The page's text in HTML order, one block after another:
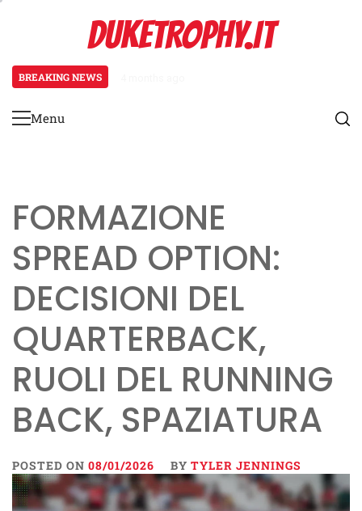
DUKETROPHY.IT
BREAKING NEWS
Primary
Menu
FORMAZIONE
SPREAD OPTION:
DECISIONI DEL
QUARTERBACK,
RUOLI DEL RUNNING
BACK, SPAZIATURA
POSTED ON 08/01/2026 BY TYLER JENNINGS